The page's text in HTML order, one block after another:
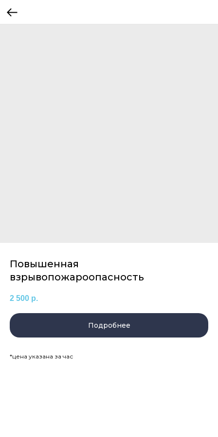
Повышенная
взрывопожароопасность
2 500 р.
Подробнее
*цена указана за час